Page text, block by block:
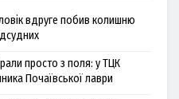
вдруге побив колишню
просто з поля: у ТЦК
Почаївської лаври